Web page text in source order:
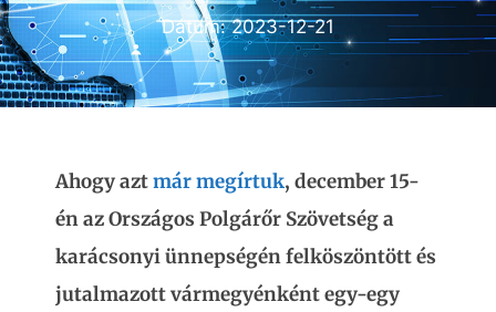
Dátum:2023-12-21
Ahogy aztmár megírtuk, december 15-
én az Országos Polgárőr Szövetség a
karácsonyi ünnepségén felköszöntött és
jutalmazott vármegyénként egy-egy